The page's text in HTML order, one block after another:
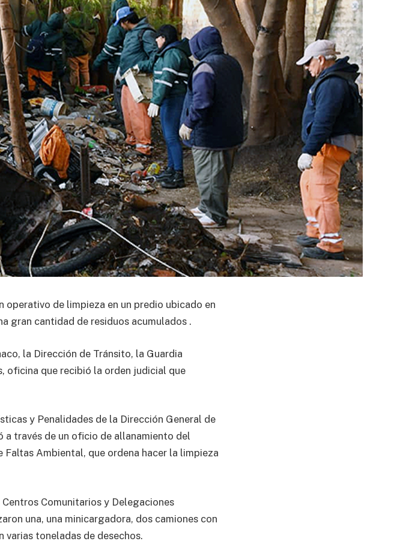
operativo de limpieza en un predio ubicado en
gran cantidad de residuos acumulados .
la Dirección de Tránsito, la Guardia
oficina que recibió la orden judicial que
y Penalidades de la Dirección General de
a través de un oficio de allanamiento del
Faltas Ambiental, que ordena hacer la limpieza
Comunitarios y Delegaciones
una, una minicargadora, dos camiones con
toneladas de desechos.